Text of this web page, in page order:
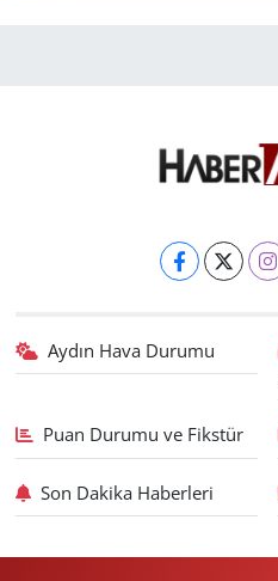
Aydın Hava Durumu
Puan Durumu ve Fikstür
Son Dakika Haberleri